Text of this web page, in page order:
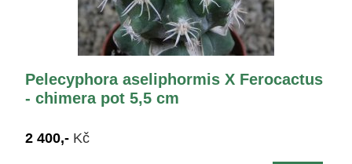
Pelecyphora aseliphormis X Ferocactus
- chimera pot 5,5 cm
2 400,- Kč